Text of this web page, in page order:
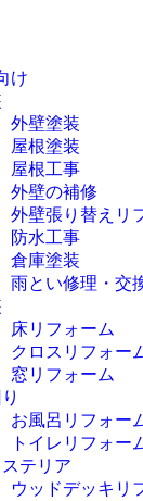
け
外壁塗装
屋根塗装
屋根工事
外壁の補修
外壁張り替えリ
防水工事
倉庫塗装
雨とい修理・交
床リフォーム
クロスリフォー
窓リフォーム
お風呂リフォー
トイレリフォー
テリア
ウッドデッキリ